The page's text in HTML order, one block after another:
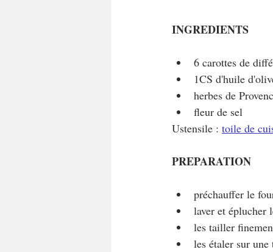
INGREDIENTS
6 carottes de
1CS d'huile
herbes de
fleur de sel
Ustensile : toile de
PREPARATION
préchauffer le
laver et éplucher
les tailler
les étaler sur une